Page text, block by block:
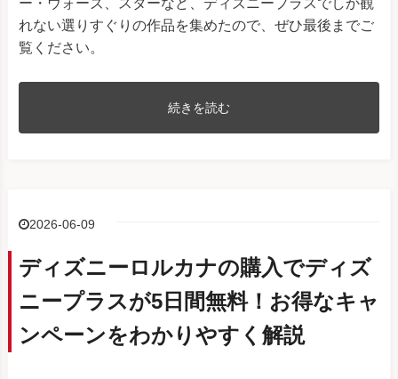
ー・ウォーズ、スターなど、ディズニープラスでしか観
れない選りすぐりの作品を集めたので、ぜひ最後までご
覧ください。
続きを読む
2026-06-09
ディズニーロルカナの購入でディズ
ニープラスが5日間無料！お得なキャ
ンペーンをわかりやすく解説